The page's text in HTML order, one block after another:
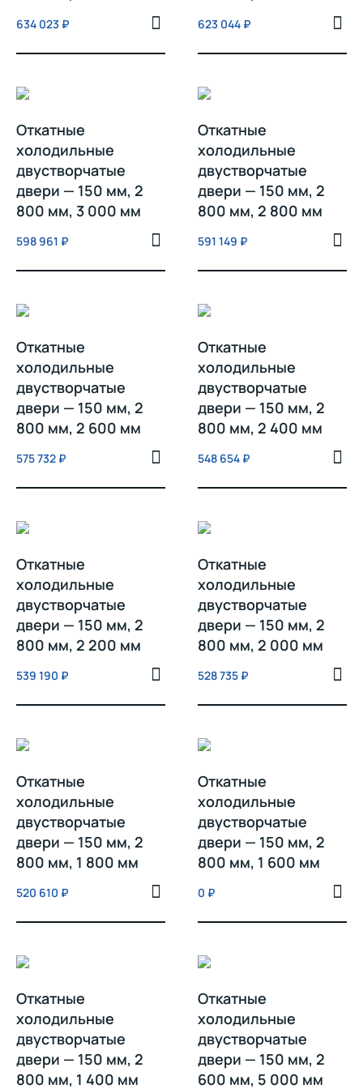
634 023 ₽ 623 044 ₽
Откатные
холодильные
двустворчатые
двери — 150 мм, 2
800 мм, 3 000 мм
598 961 ₽
Откатные
холодильные
двустворчатые
двери — 150 мм, 2
800 мм, 2 800 мм
591 149 ₽
Откатные
холодильные
двустворчатые
двери — 150 мм, 2
800 мм, 2 600 мм
575 732 ₽
Откатные
холодильные
двустворчатые
двери — 150 мм, 2
800 мм, 2 400 мм
548 654 ₽
Откатные
холодильные
двустворчатые
двери — 150 мм, 2
800 мм, 2 200 мм
539 190 ₽
Откатные
холодильные
двустворчатые
двери — 150 мм, 2
800 мм, 2 000 мм
528 735 ₽
Откатные
холодильные
двустворчатые
двери — 150 мм, 2
800 мм, 1 800 мм
520 610 ₽
Откатные
холодильные
двустворчатые
двери — 150 мм, 2
800 мм, 1 600 мм
0 ₽
Откатные
холодильные
двустворчатые
двери — 150 мм, 2
800 мм, 1 400 мм
Откатные
холодильные
двустворчатые
двери — 150 мм, 2
600 мм, 5 000 мм